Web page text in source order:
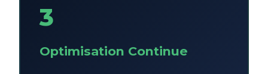
3
Optimisation Continue